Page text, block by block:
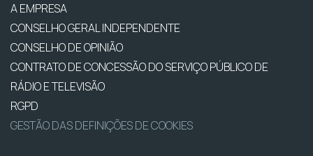
A EMPRESA
CONSELHO GERAL INDEPENDENTE
CONSELHO DE OPINIÃO
CONTRATO DE CONCESSÃO DO SERVIÇO PÚBLICO DE
RÁDIO E TELEVISÃO
RGPD
GESTÃO DAS DEFINIÇÕES DE COOKIES